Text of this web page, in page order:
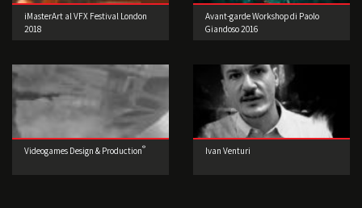
iMasterArt al VFX Festival London
2018
Avant-garde Workshop di Paolo
Giandoso 2016
Videogames Design & Production® Ivan Venturi